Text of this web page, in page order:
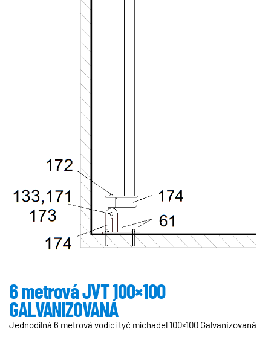
6 metrová JVT 100×100
GALVANIZOVANÁ
Jednodílná 6 metrová vodící tyč míchadel 100×100 Galvanizovaná